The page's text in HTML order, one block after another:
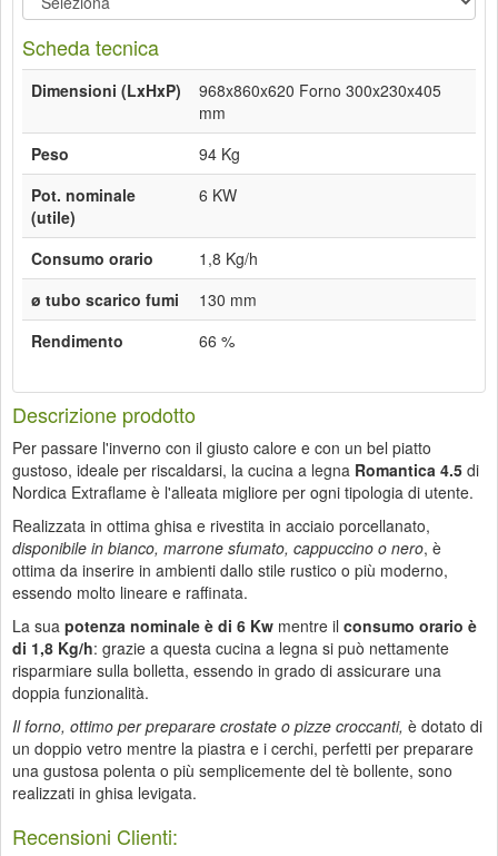
Scheda tecnica
Dimensioni (LxHxP)
968x860x620 Forno 300x230x405
mm
Peso
94 Kg
Pot. nominale
(utile)
6 KW
Consumo orario
1,8 Kg/h
ø tubo scarico fumi
130 mm
Rendimento
66 %
Descrizione prodotto
Per passare l'inverno con il giusto calore e con un bel piatto
gustoso, ideale per riscaldarsi, la cucina a legna Romantica 4.5 di
Nordica Extraflame è l'alleata migliore per ogni tipologia di utente.
Realizzata in ottima ghisa e rivestita in acciaio porcellanato,
disponibile in bianco, marrone sfumato, cappuccino o nero, è
ottima da inserire in ambienti dallo stile rustico o più moderno,
essendo molto lineare e raffinata.
La sua potenza nominale è di 6 Kw mentre il consumo orario è
di 1,8 Kg/h: grazie a questa cucina a legna si può nettamente
risparmiare sulla bolletta, essendo in grado di assicurare una
doppia funzionalità.
Il forno, ottimo per preparare crostate o pizze croccanti, è dotato di
un doppio vetro mentre la piastra e i cerchi, perfetti per preparare
una gustosa polenta o più semplicemente del tè bollente, sono
realizzati in ghisa levigata.
Recensioni Clienti: